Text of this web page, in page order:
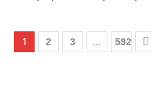
1 2 3 … 592